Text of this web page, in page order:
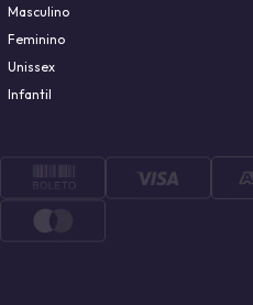
Masculino
Feminino
Unissex
Infantil